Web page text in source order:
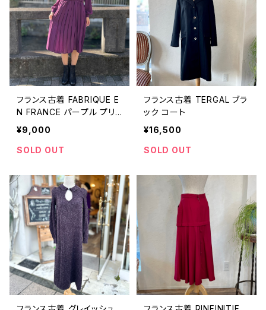
フランス古着 FABRIQUE E
N FRANCE パープル プリ
ーツ ワンピース
¥9,000
SOLD OUT
フランス古着 TERGAL ブラ
ック コート
¥16,500
SOLD OUT